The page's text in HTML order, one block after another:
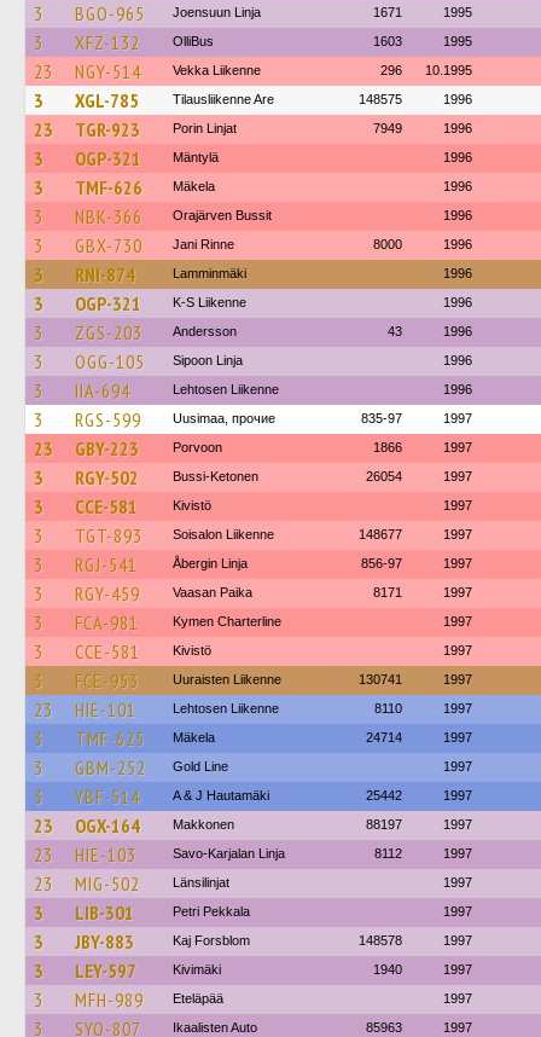
3 BGO-965 Joensuun Linja 1671 1995
3 XFZ-132 OlliBus 1603 1995
23 NGY-514 Vekka Liikenne 296 10.1995
3 XGL-785 Tilausliikenne Are 148575 1996
23 TGR-923 Porin Linjat 7949 1996
3 OGP-321 Mäntylä 1996
3 TMF-626 Mäkela 1996
3 NBK-366 Orajärven Bussit 1996
3 GBX-730 Jani Rinne 8000 1996
3 RNI-874 Lamminmäki 1996
3 OGP-321 K-S Liikenne 1996
3 ZGS-203 Andersson 43 1996
3 OGG-105 Sipoon Linja 1996
3 IIA-694 Lehtosen Liikenne 1996
3 RGS-599 Uusimaa, прочие 835-97 1997
23 GBY-223 Porvoon 1866 1997
3 RGY-502 Bussi-Ketonen 26054 1997
3 CCE-581 Kivistö 1997
3 TGT-893 Soisalon Liikenne 148677 1997
3 RGJ-541 Åbergin Linja 856-97 1997
3 RGY-459 Vaasan Paika 8171 1997
3 FCA-981 Kymen Charterline 1997
3 CCE-581 Kivistö 1997
3 FCE-953 Uuraisten Liikenne 130741 1997
23 HIE-101 Lehtosen Liikenne 8110 1997
3 TMF-625 Mäkela 24714 1997
3 GBM-252 Gold Line 1997
3 YBF-514 A & J Hautamäki 25442 1997
23 OGX-164 Makkonen 88197 1997
23 HIE-103 Savo-Karjalan Linja 8112 1997
23 MIG-502 Länsilinjat 1997
3 LIB-301 Petri Pekkala 1997
3 JBY-883 Kaj Forsblom 148578 1997
3 LEY-597 Kivimäki 1940 1997
3 MFH-989 Eteläpää 1997
3 SYO-807 Ikaalisten Auto 85963 1997